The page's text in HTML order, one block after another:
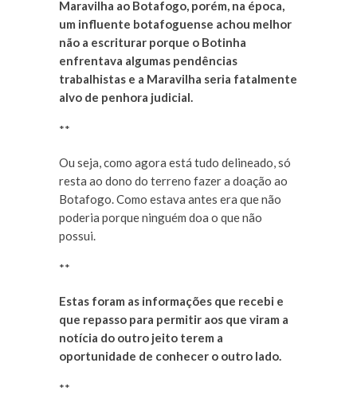
Maravilha ao Botafogo, porém, na época,
um influente botafoguense achou melhor
não a escriturar porque o Botinha
enfrentava algumas pendências
trabalhistas e a Maravilha seria fatalmente
alvo de penhora judicial.
**
Ou seja, como agora está tudo delineado, só
resta ao dono do terreno fazer a doação ao
Botafogo. Como estava antes era que não
poderia porque ninguém doa o que não
possui.
**
Estas foram as informações que recebi e
que repasso para permitir aos que viram a
notícia do outro jeito terem a
oportunidade de conhecer o outro lado.
**